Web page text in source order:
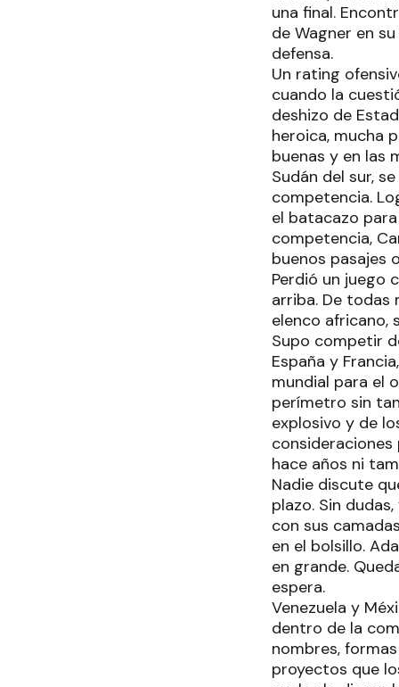
una final.
de Wagner en
defensa.
Un rating
cuando la
deshizo de
heroica, mucha
buenas y en las
Sudán del sur,
competencia.
el batacazo
competencia,
buenos pasajes
Perdió un juego
arriba. De todas
elenco africano,
Supo competir
España y
mundial para el
perímetro sin
explosivo y de
consideraciones
hace años ni
Nadie discute
plazo. Sin
con sus
en el bolsillo.
en grande.
espera.
Venezuela y
dentro de la
nombres,
proyectos que